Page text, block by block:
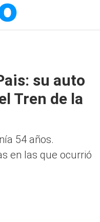
su auto
Tren de la
54 años.
en las que ocurrió